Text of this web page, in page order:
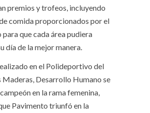
premios y trofeos, incluyendo
comida proporcionados por el
que cada área pudiera
día de la mejor manera.
en el Polideportivo del
Maderas, Desarrollo Humano se
en la rama femenina,
Pavimento triunfó en la